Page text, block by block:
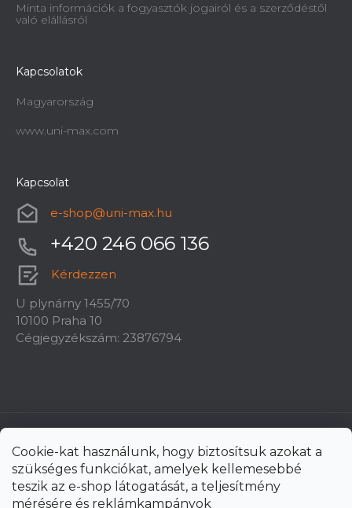
Cookie-kat használunk, hogy biztosítsuk azokat a
szükséges funkciókat, amelyek kellemesebbé
teszik az e-shop látogatását, a teljesítmény
mérésére és reklámkampányok
Minta információk a fogyasztók jogairól és a szerződéstől
való elállásról
Kapcsolatok
Magyarország
www.uni-max.com
Kapcsolat
e-shop@uni-max.hu
+420 246 066 136
Kérdezzen
U plynárny 1455/70
10100 Praha 10
Cégjegyzékszám: 23876794